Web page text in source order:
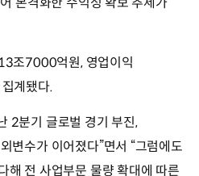
조7000억원, 영업이익
계됐다.
2분기 글로벌 경기 부진,
변수가 이어졌다”면서 “그럼에도
해 전 사업부문 물량 확대에 따른